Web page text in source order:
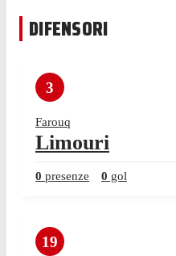
DIFENSORI
3
Farouq
Limouri
0 presenze 0 gol
19